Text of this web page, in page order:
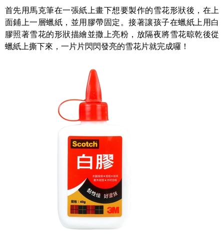
首先用馬克筆在一張紙上畫下想要製作的雪花形狀後，在上
面鋪上一層蠟紙，並用膠帶固定。接著讓孩子在蠟紙上用白
膠照著雪花的形狀描繪並撒上亮粉，放隔夜將雪花晾乾後從
蠟紙上撕下來，一片片閃閃發亮的雪花片就完成囉！